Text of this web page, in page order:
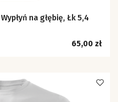
na głębię, Łk 5,4
Cena
65,00 zł